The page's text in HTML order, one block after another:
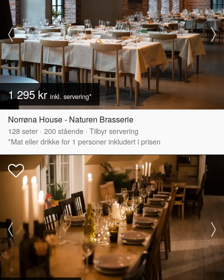
1 295 kr inkl. servering*
Norrøna House - Naturen Brasserie
128seter · 200stående · Tilbyr servering
*Mat eller drikke for 1 personer inkludert i prisen